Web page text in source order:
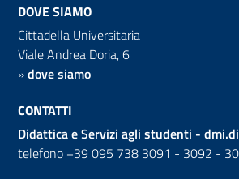
DOVE SIAMO
Cittadella Universitaria
Viale Andrea Doria, 6
»dove siamo
CONTATTI
Didattica e Servizi agli studenti -
telefono +39 095 738 3091 - 3092 -